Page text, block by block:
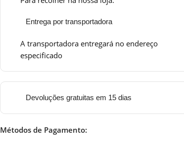
Entrega por transportadora
A transportadora entregará no endereço
especificado
Devoluções gratuitas em 15 dias
Métodos de Pagamento: